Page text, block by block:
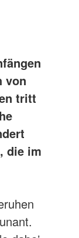
von
tritt
die im